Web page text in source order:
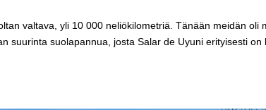
valtava, yli 10 000 neliökilometriä. Tänään meidän oli
suurinta suolapannua, josta Salar de Uyuni erityisesti on